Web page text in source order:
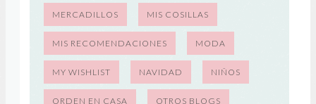
MERCADILLOS MIS COSILLAS
MIS RECOMENDACIONES MODA
MY WISHLIST NAVIDAD NIÑOS
ORDEN EN CASA OTROS BLOGS